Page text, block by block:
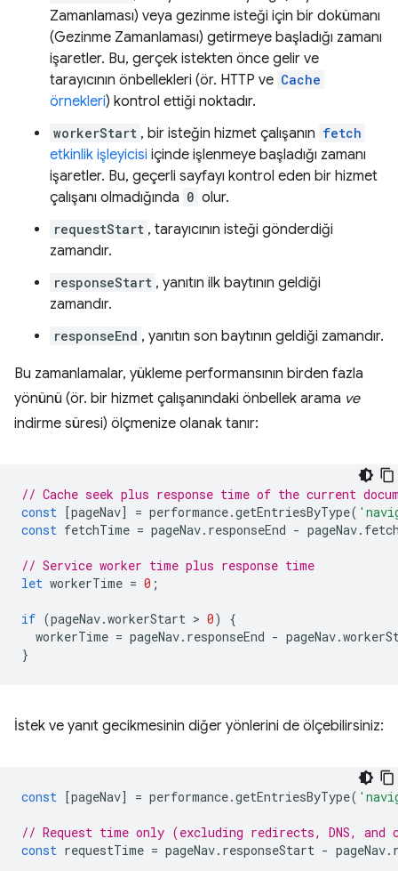
Zamanlaması) veya gezinme isteği için bir dokümanı
(Gezinme Zamanlaması) getirmeye başladığı zamanı
işaretler. Bu, gerçek istekten önce gelir ve
tarayıcının önbellekleri (ör. HTTP ve Cache
örnekleri) kontrol ettiği noktadır.
workerStart , bir isteğin hizmet çalışanın fetch
etkinlik işleyicisi içinde işlenmeye başladığı zamanı
işaretler. Bu, geçerli sayfayı kontrol eden bir hizmet
çalışanı olmadığında 0 olur.
requestStart , tarayıcının isteği gönderdiği
zamandır.
responseStart , yanıtın ilk baytının geldiği
zamandır.
responseEnd , yanıtın son baytının geldiği zamandır.
Bu zamanlamalar, yükleme performansının birden fazla
yönünü (ör. bir hizmet çalışanındaki önbellek arama ve
indirme süresi) ölçmenize olanak tanır:
// Cache seek plus response time of the current
const
[pageNav] = performance.getEntriesByType(
const fetchTime = pageNav. responseEnd - pageNav.
// Service worker time plus response time
let workerTime = 0 ;
if (pageNav.workerStart > 0)
{
workerTime = pageNav. responseEnd - pageNav.
}
İstek ve yanıt gecikmesinin diğer yönlerini de ölçebilirsiniz:
const [pageNav] = performance.getEntriesByType(
// Request time only (excluding redirects, DNS, and
const requestTime = pageNav. responseStart - pageNav.